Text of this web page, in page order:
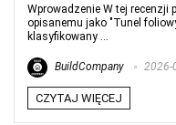
Wprowadzenie W tej recenzji
opisanemu jako "Tunel
klasyfikowany ...
BuildCompany 2026-
CZYTAJ WIĘCEJ